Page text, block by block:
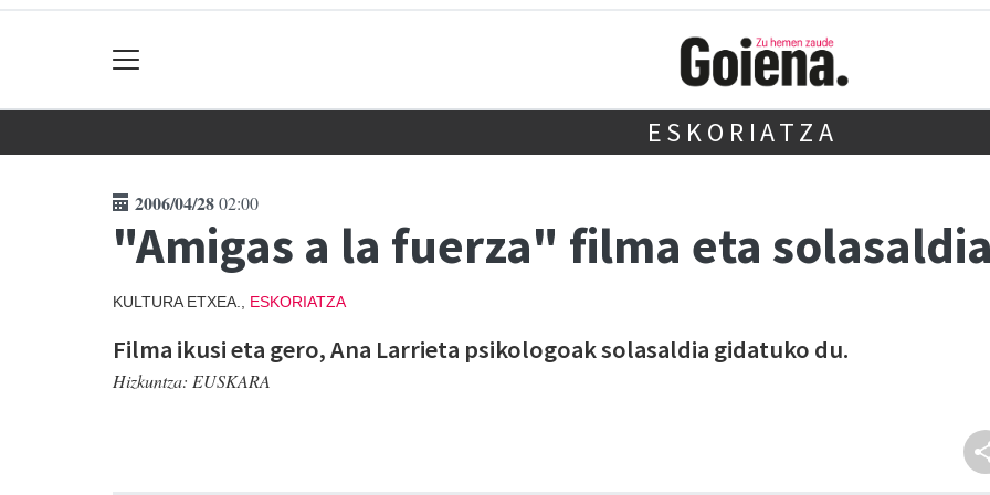
ESKORIATZA
2006/04/2802:00
"Amigas a la fuerza" filma eta
KULTURA ETXEA., ESKORIATZA
Filma ikusi eta gero, Ana Larrieta psikologoak solasaldia gidatuko du.
Hizkuntza: EUSKARA